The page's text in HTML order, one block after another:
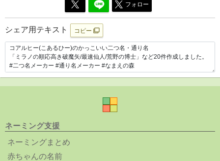
フォロー
シェア用テキスト コピー
ネーミング支援
ネーミングまとめ
赤ちゃんの名前